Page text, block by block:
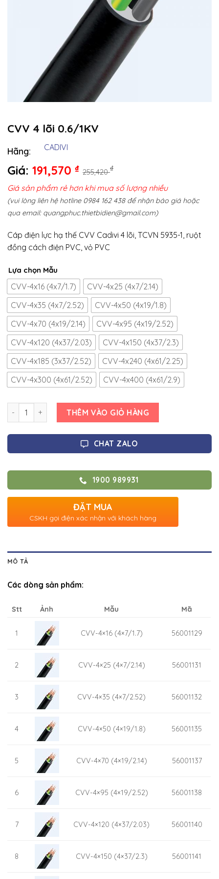
CVV 4 lõi 0.6/1KV
Giá: 255,420₫
191,570 ₫
Hãng: CADIVI
Giá sản phẩm rẻ hơn khi mua số lượng nhiều
(vui lòng liên hệ hotline 0984 162 438 để nhận báo giá hoặc
qua email: quangphuc.thietbidien@gmail.com)
Cáp điện lực hạ thế CVV Cadivi 4 lõi, TCVN 5935-1, ruột
đồng cách điện PVC, vỏ PVC
Lựa chọn Mẫu
CVV-4x16 (4x7/1.7)
CVV-4x25 (4x7/2.14)
CVV-4x35 (4x7/2.52)
CVV-4x50 (4x19/1.8)
CVV-4x70 (4x19/2.14)
CVV-4x95 (4x19/2.52)
CVV-4x120 (4x37/2.03)
CVV-4x150 (4x37/2.3)
CVV-4x185 (3x37/2.52)
CVV-4x240 (4x61/2.25)
CVV-4x300 (4x61/2.52)
CVV-4x400 (4x61/2.9)
Số lượng THÊM VÀO GIỎ HÀNG
CHAT ZALO
1900 989931
ĐẶT MUA
CSKH gọi điện xác nhận với khách hàng
MÔ TẢ
Các dòng sản phẩm:
Stt Ảnh Mẫu Mã
1 CVV-4×16 (4×7/1.7) 56001129
2 CVV-4×25 (4×7/2.14) 56001131
3 CVV-4×35 (4×7/2.52) 56001132
4 CVV-4×50 (4×19/1.8) 56001135
5 CVV-4×70 (4×19/2.14) 56001137
6 CVV-4×95 (4×19/2.52) 56001138
7 CVV-4×120 (4×37/2.03) 56001140
8 CVV-4×150 (4×37/2.3) 56001141